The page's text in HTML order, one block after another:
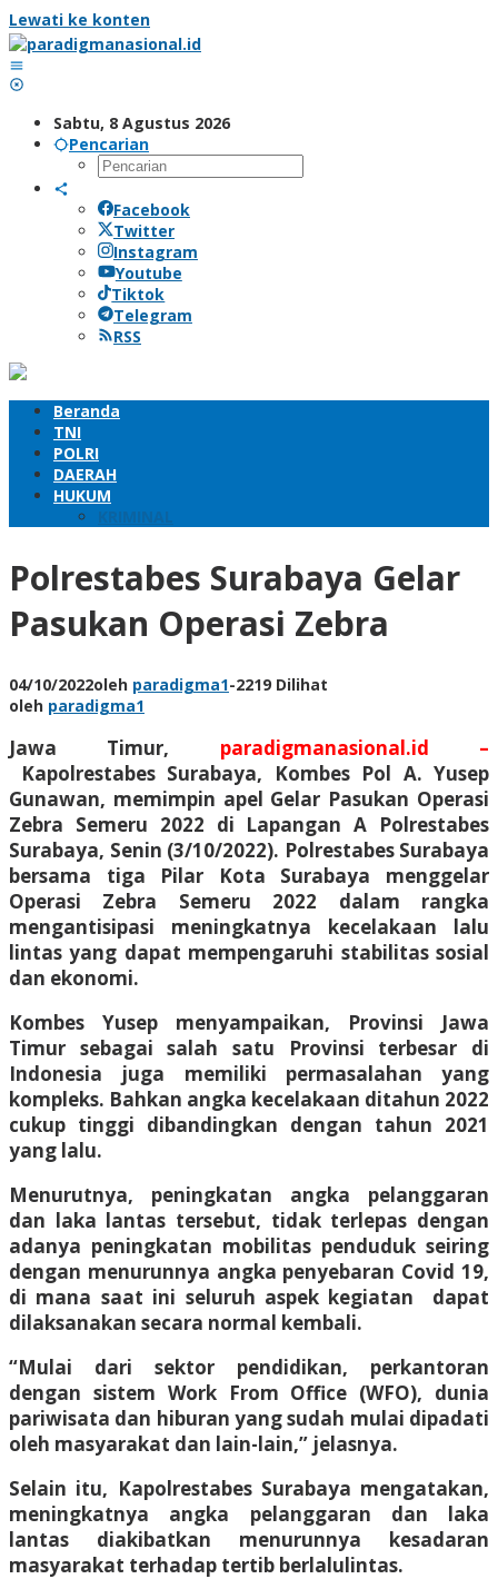
Lewati ke konten
Sabtu, 8 Agustus 2026
Pencarian
Facebook
Twitter
Instagram
Youtube
Tiktok
Telegram
RSS
Beranda
TNI
POLRI
DAERAH
HUKUM
KRIMINAL
Polrestabes Surabaya Gelar
Pasukan Operasi Zebra
04/10/2022oleh paradigma1-2219 Dilihat
oleh paradigma1
Jawa Timur, paradigmanasional.id –
Kapolrestabes Surabaya, Kombes Pol A. Yusep
Gunawan, memimpin apel Gelar Pasukan Operasi
Zebra Semeru 2022 di Lapangan A Polrestabes
Surabaya, Senin (3/10/2022). Polrestabes Surabaya
bersama tiga Pilar Kota Surabaya menggelar
Operasi Zebra Semeru 2022 dalam rangka
mengantisipasi meningkatnya kecelakaan lalu
lintas yang dapat mempengaruhi stabilitas sosial
dan ekonomi.
Kombes Yusep menyampaikan, Provinsi Jawa
Timur sebagai salah satu Provinsi terbesar di
Indonesia juga memiliki permasalahan yang
kompleks. Bahkan angka kecelakaan ditahun 2022
cukup tinggi dibandingkan dengan tahun 2021
yang lalu.
Menurutnya, peningkatan angka pelanggaran
dan laka lantas tersebut, tidak terlepas dengan
adanya peningkatan mobilitas penduduk seiring
dengan menurunnya angka penyebaran Covid 19,
di mana saat ini seluruh aspek kegiatan dapat
dilaksanakan secara normal kembali.
“Mulai dari sektor pendidikan, perkantoran
dengan sistem Work From Office (WFO), dunia
pariwisata dan hiburan yang sudah mulai dipadati
oleh masyarakat dan lain-lain,” jelasnya.
Selain itu, Kapolrestabes Surabaya mengatakan,
meningkatnya angka pelanggaran dan laka
lantas diakibatkan menurunnya kesadaran
masyarakat terhadap tertib berlalulintas.